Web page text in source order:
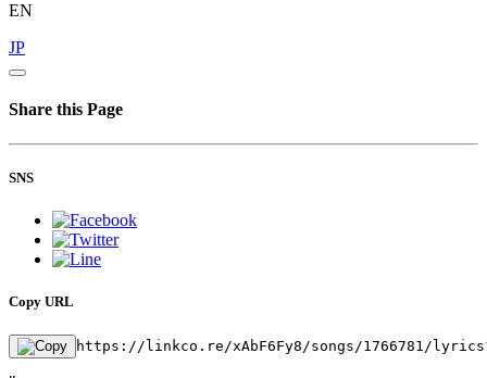
EN
JP
Share this Page
SNS
Copy URL
https://linkco.re/xAbF6Fy8/songs/1766781/